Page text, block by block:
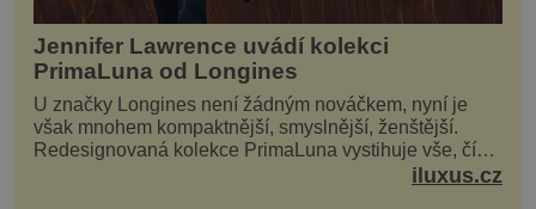
Jennifer Lawrence uvádí kolekci
PrimaLuna od Longines
U značky Longines není žádným nováčkem, nyní je
však mnohem kompaktnější, smyslnější, ženštější.
Redesignovaná kolekce PrimaLuna vystihuje vše, čím
je značka Longines dnes a čím byla i před sto dvacet...
iluxus.cz